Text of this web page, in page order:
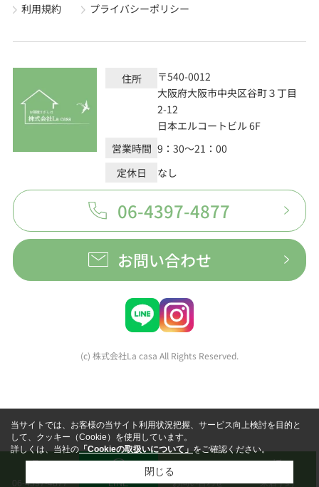
利用規約
プライバシーポリシー
住所
〒540-0012
大阪府大阪市中央区谷町３丁目
2-12
日本エルコートビル 6F
営業時間 9：30～21：00
定休日
なし
06-4397-4877
お問い合わせ
(c) 株式会社La casa All Rights Reserved.
06-4397-4877 LINE お問い合わせ 来店予約
当サイトでは、お客様の当サイト利用状況把握、サービス向上検討を目的と
して、クッキー（Cookie）を使用しています。
詳しくは、当社の「Cookieの取扱いについて」をご確認ください。
閉じる